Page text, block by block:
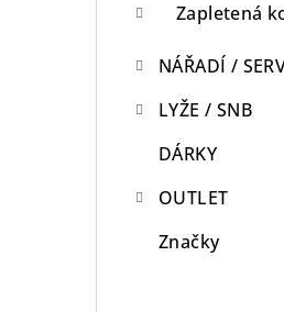
Zapletená
NÁŘADÍ /
LYŽE / SNB
DÁRKY
OUTLET
Značky